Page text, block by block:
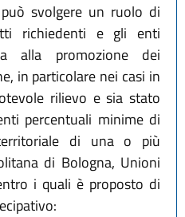
svolgere un ruolo di
richiedenti e gli enti
alla promozione dei
in particolare nei casi in
rilievo e sia stato
percentuali minime di
di una o più
di Bologna, Unioni
i quali è proposto di